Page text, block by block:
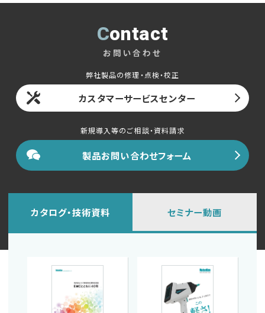
Contact
お問い合わせ
弊社製品の修理・点検・校正
カスタマーサービスセンター
新規導入等のご相談・資料請求
製品お問い合わせフォーム
カタログ・技術資料 セミナー動画